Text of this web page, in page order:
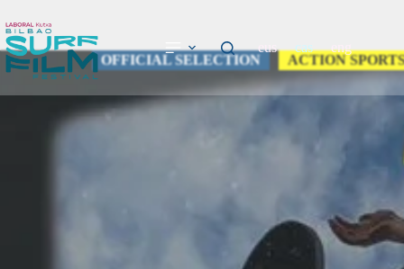
eus cas
eng
OFFICIAL SELECTION
ACTION